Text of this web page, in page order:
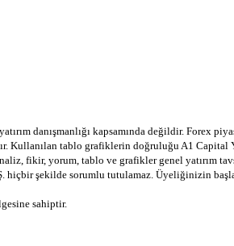
danışmanlığı kapsamında değildir. Forex
Kullanılan tablo grafiklerin doğruluğu A1
fikir, yorum, tablo ve grafikler genel
hiçbir şekilde sorumlu tutulamaz. Üyeliğinizin
sahiptir.